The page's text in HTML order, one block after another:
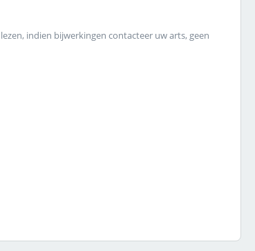
indien bijwerkingen contacteer uw arts, geen
hoeveelheid in of